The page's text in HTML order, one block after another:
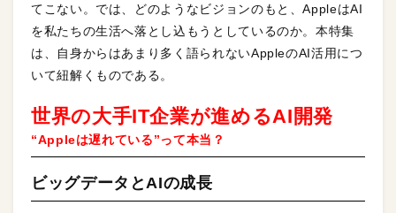
てこない。では、どのようなビジョンのもと、AppleはAI
を私たちの生活へ落とし込もうとしているのか。本特集
は、自身からはあまり多く語られないAppleのAI活用につ
いて紐解くものである。
世界の大手IT企業が進めるAI開発
“Appleは遅れている”って本当？
ビッグデータとAIの成長